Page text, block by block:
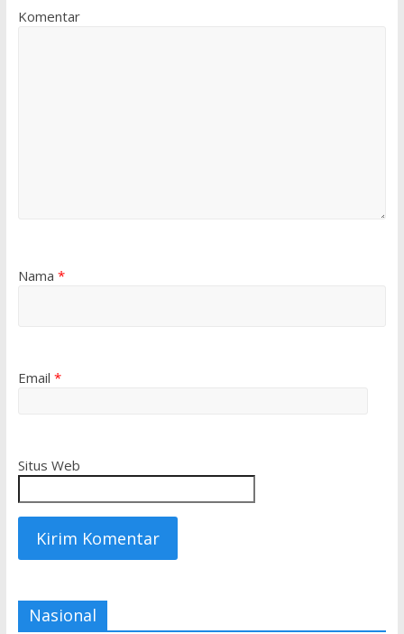
Komentar
Nama *
Email *
Situs Web
Nasional